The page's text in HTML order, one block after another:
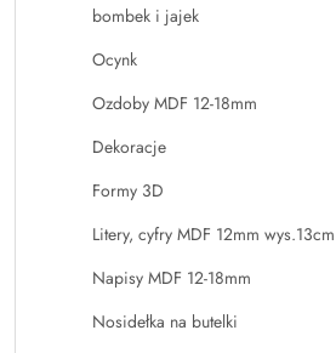
bombek i jajek
Ocynk
Ozdoby MDF 12-18mm
Dekoracje
Formy 3D
Litery, cyfry MDF 12mm wys.13cm
Napisy MDF 12-18mm
Nosidełka na butelki